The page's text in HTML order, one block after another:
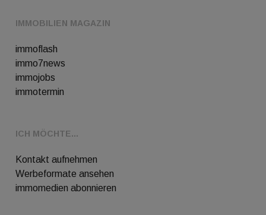
IMMOBILIEN MAGAZIN
immoflash
immo7news
immojobs
immotermin
ICH MÖCHTE...
Kontakt aufnehmen
Werbeformate ansehen
immomedien abonnieren